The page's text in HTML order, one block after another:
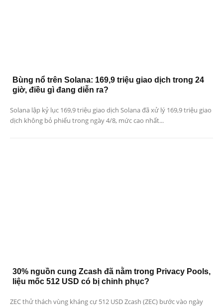
Bùng nổ trên Solana: 169,9 triệu giao dịch trong 24
giờ, điều gì đang diễn ra?
Solana lập kỷ lục 169,9 triệu giao dịch Solana đã xử lý 169,9 triệu giao
dịch không bỏ phiếu trong ngày 4/8, mức cao nhất...
30% nguồn cung Zcash đã nằm trong Privacy Pools,
liệu mốc 512 USD có bị chinh phục?
ZEC thử thách vùng kháng cự 512 USD Zcash (ZEC) bước vào ngày